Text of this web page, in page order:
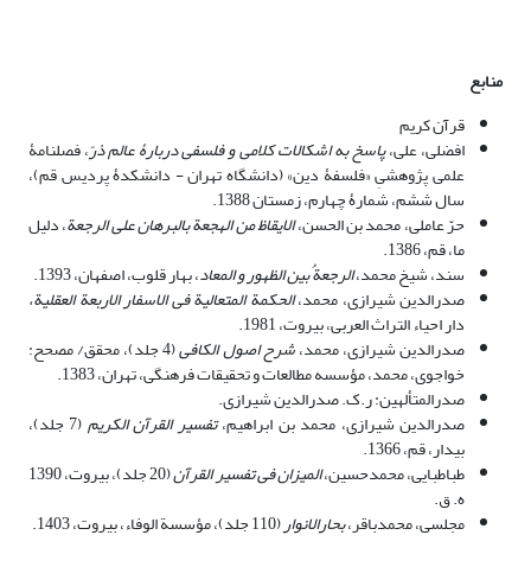
منابع
قرآن کریم
افضلی، علی،پاسخ به اشکالات کلامی و فلسفی دربارۀ عالم ذرّ، فصلنامۀ
علمی پژوهشیِ «فلسفۀ دین» (دانشگاه تهران - دانشکدۀ پردیس قم)،
سال ششم، شمارۀ چهارم، زمستان 1388.
حرّ عاملی، محمد بن الحسن،الایقاظ من الهجعة بالبرهان علی الرجعة، دلیل
ما، قم، 1386.
سند، شیخ محمد،الرجعةُ بین الظهور و المعاد، بهار قلوب، اصفهان، 1393.
صدرالدین شیرازی،محمد،الحکمة المتعالیة فی الاسفار الاربعة العقلیة،
دار احیاء التراث العربی، بیروت، 1981.
صدرالدین شیرازی، محمد،شرح اصول الکافی (4 جلد)، محقق/ مصحح:
خواجوى، محمد، مؤسسه مطالعات و تحقیقات فرهنگى، تهران، 1383‏.
صدرالمتألهین: ر.ک. صدرالدین شیرازی.
صدرالدین شیرازی، محمد بن ابراهیم،تفسیر القرآن الکریم (7 جلد)،
بیدار، قم، 1366.
طباطبایى، محمدحسین‏،المیزان فی تفسیر القرآن ‏ (20 جلد)، بیروت‏، 1390
ه. ق‏.
مجلسی، محمدباقر،بحارالانوار(110 جلد)، مؤسسة الوفاء، بیروت، 1403.